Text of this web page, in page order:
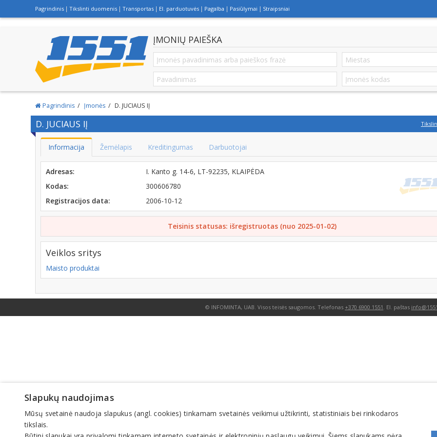
Pagrindinis Tikslinti duomenis Transportas El. parduotuvės Pagalba Pasiūlymai Straipsniai
ĮMONIŲ PAIEŠKA
Pagrindinis Įmonės D. JUCIAUS IĮ
D. JUCIAUS IĮ
Informacija Žemėlapis Kreditingumas Darbuotojai
Adresas:
I. Kanto g. 14-6, LT-92235, KLAIPĖDA
Kodas:
300606780
Registracijos data:
2006-10-12
Teisinis statusas: išregistruotas (nuo 2025-01-02)
Veiklos sritys
Maisto produktai
© INFOMINTA, UAB. Visos teisės saugomos. Telefonas +370 6900 1551 . El. paštas
Slapukų naudojimas
Mūsų svetainė naudoja slapukus (angl. cookies) tinkamam svetainės veikimui užtikrinti, statistiniais bei rinkodaros
tikslais.